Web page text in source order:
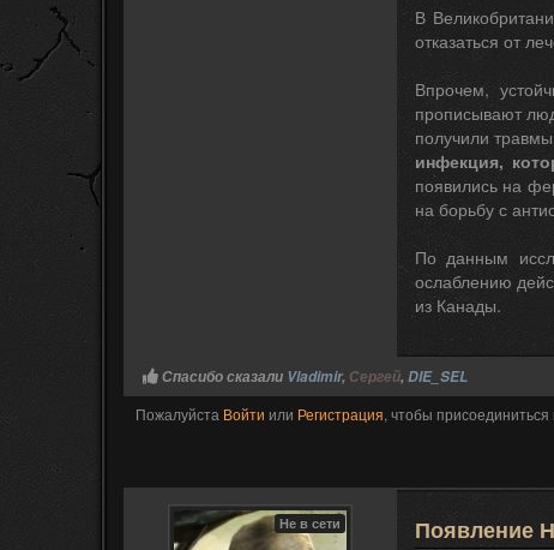
В
отказаться от
Впрочем,
прописывают
получили
инфекция,
появились на
на борьбу с
По данным
ослаблению
из Канады.
Спасибо сказали Vladimir, Сергей, DIE_SEL
Пожалуйста Войти или Регистрация, чтобы присоединиться
Не в сети Появление